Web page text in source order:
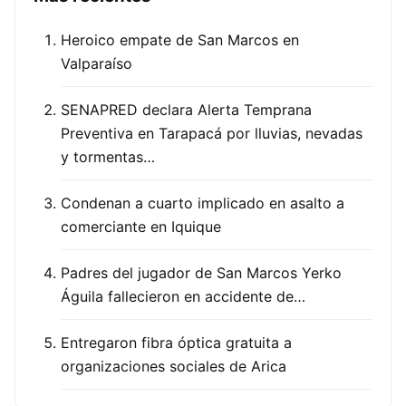
Heroico empate de San Marcos en
Valparaíso
SENAPRED declara Alerta Temprana
Preventiva en Tarapacá por lluvias, nevadas
y tormentas…
Condenan a cuarto implicado en asalto a
comerciante en Iquique
Padres del jugador de San Marcos Yerko
Águila fallecieron en accidente de…
Entregaron fibra óptica gratuita a
organizaciones sociales de Arica